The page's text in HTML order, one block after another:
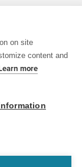
Web Development
on site
content and
more